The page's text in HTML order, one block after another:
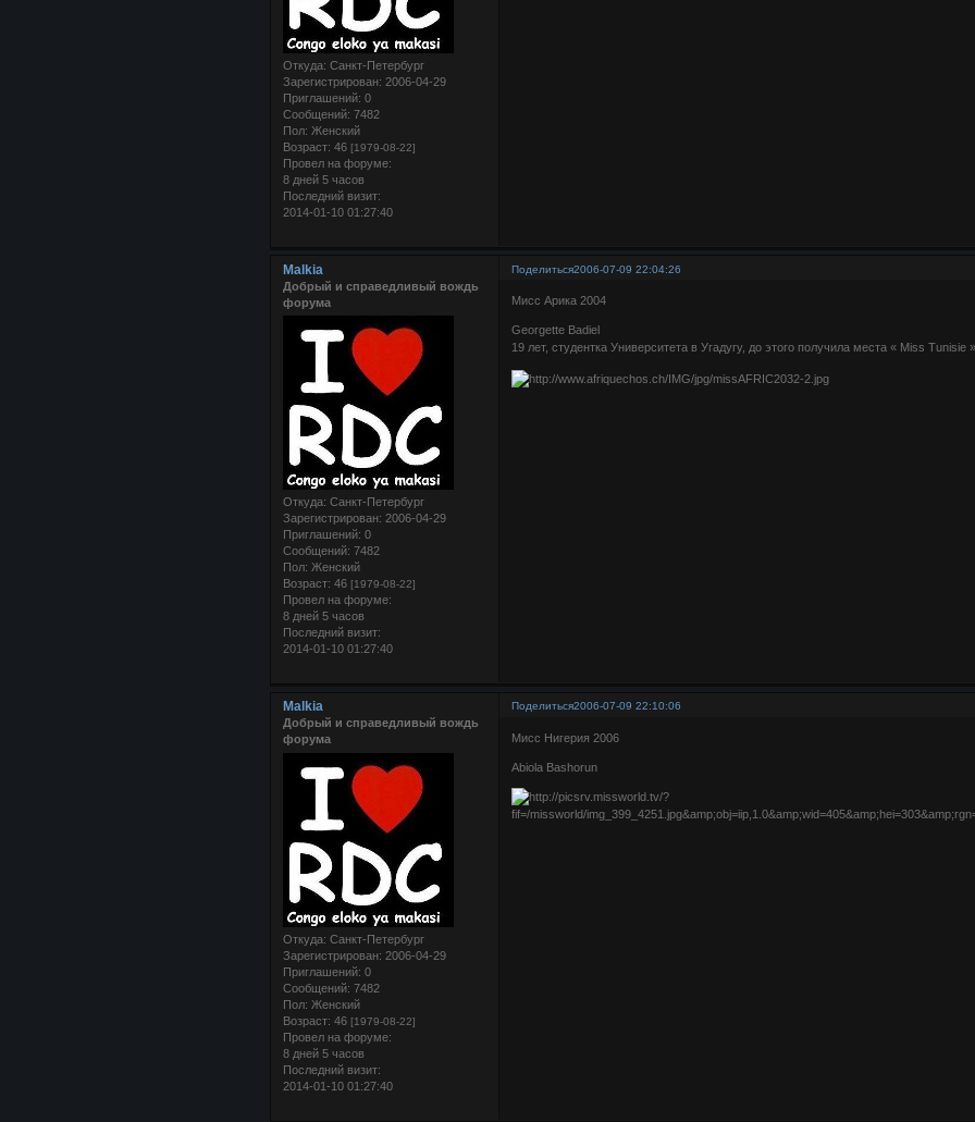
Откуда: Санкт-Петербург
Зарегистрирован: 2006-04-29
Приглашений: 0
Сообщений: 7482
Пол: Женский
Возраст: 46 [1979-08-22]
Провел на форуме:
8 дней 5 часов
Последний визит:
2014-01-10 01:27:40
Поделиться2006-07-09 22:04:26
Malkia
Добрый и справедливый вождь
форума
Откуда: Санкт-Петербург
Зарегистрирован: 2006-04-29
Приглашений: 0
Сообщений: 7482
Пол: Женский
Возраст: 46 [1979-08-22]
Провел на форуме:
8 дней 5 часов
Последний визит:
2014-01-10 01:27:40
Мисс Арика 2004
Georgette Badiel
19 лет, студентка Университета в Угадугу, до этого получила места « Miss Tunisie
Поделиться2006-07-09 22:10:06
Malkia
Добрый и справедливый вождь
форума
Откуда: Санкт-Петербург
Зарегистрирован: 2006-04-29
Приглашений: 0
Сообщений: 7482
Пол: Женский
Возраст: 46 [1979-08-22]
Провел на форуме:
8 дней 5 часов
Последний визит:
2014-01-10 01:27:40
Мисс Нигерия 2006
Abiola Bashorun